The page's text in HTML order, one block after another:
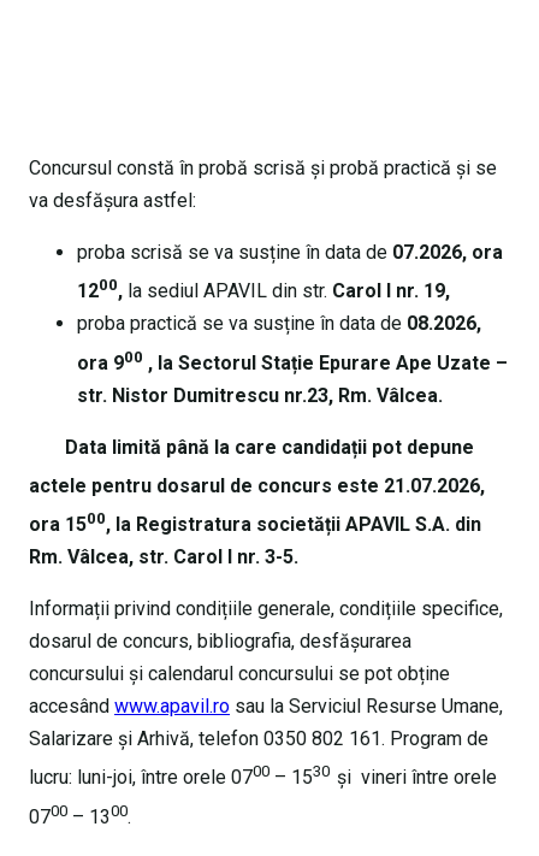
Concursul constă în probă scrisă și probă practică și se
va desfășura astfel:
proba scrisă se va susține în data de 07.2026, ora
1200, la sediul APAVIL din str. Carol I nr. 19,
proba practică se va susține în data de 08.2026,
ora 900 , la Sectorul Stație Epurare Ape Uzate –
str. Nistor Dumitrescu nr.23, Rm. Vâlcea.
Data limită până la care candidații pot depune
actele pentru dosarul de concurs este 21.07.2026,
ora 1500, la Registratura societății APAVIL S.A. din
Rm. Vâlcea, str. Carol I nr. 3-5.
Informații privind condițiile generale, condițiile specifice,
dosarul de concurs, bibliografia, desfășurarea
concursului și calendarul concursului se pot obține
accesând www.apavil.ro sau la Serviciul Resurse Umane,
Salarizare și Arhivă, telefon 0350 802 161. Program de
lucru: luni-joi, între orele 0700 – 1530 și vineri între orele
0700 – 1300.